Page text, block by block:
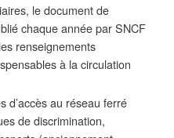
le document de
chaque année par SNCF
renseignements
à la circulation
d’accès au réseau ferré
de discrimination,